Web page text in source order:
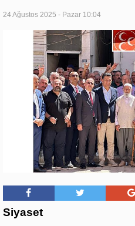
24 Ağustos 2025 - Pazar 10:04
Siyaset